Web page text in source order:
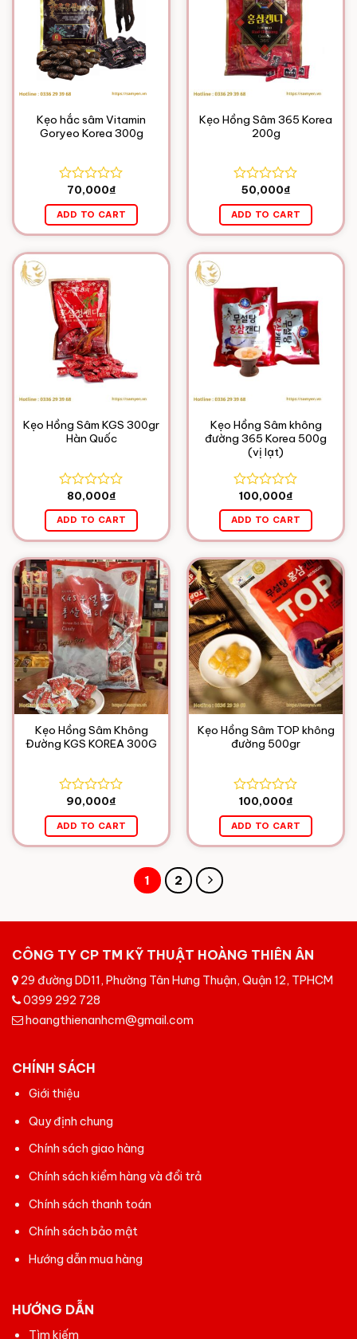
Kẹo hắc sâm Vitamin
Goryeo Korea 300g
Rated
0
out
of
70,000₫
ADD TO CART
Kẹo Hồng Sâm 365 Korea
200g
Rated
0
out
of
50,000₫
ADD TO CART
Kẹo Hồng Sâm KGS 300gr
Hàn Quốc
Rated
0
out
of
80,000₫
ADD TO CART
Kẹo Hồng Sâm không
đường 365 Korea 500g
(vị lạt)
Rated
0
out
of
100,000₫
ADD TO CART
Kẹo Hồng Sâm Không
Đường KGS KOREA 300G
Rated
0
out
of
90,000₫
ADD TO CART
Kẹo Hồng Sâm TOP không
đường 500gr
Rated
0
out
of
100,000₫
ADD TO CART
1 2
CÔNG TY CP TM KỸ THUẬT HOÀNG THIÊN ÂN
29 đường DD11, Phường Tân Hưng Thuận, Quận 12, TPHCM
0399 292 728
hoangthienanhcm@gmail.com
CHÍNH SÁCH
Giới thiệu
Quy định chung
Chính sách giao hàng
Chính sách kiểm hàng và đổi trả
Chính sách thanh toán
Chính sách bảo mật
Hướng dẫn mua hàng
HƯỚNG DẪN
Tìm kiếm